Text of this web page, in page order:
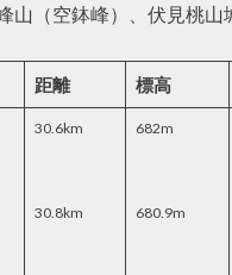
山（空鉢峰）、伏見桃山
距離 標高
30.6km 682m
30.8km 680.9m